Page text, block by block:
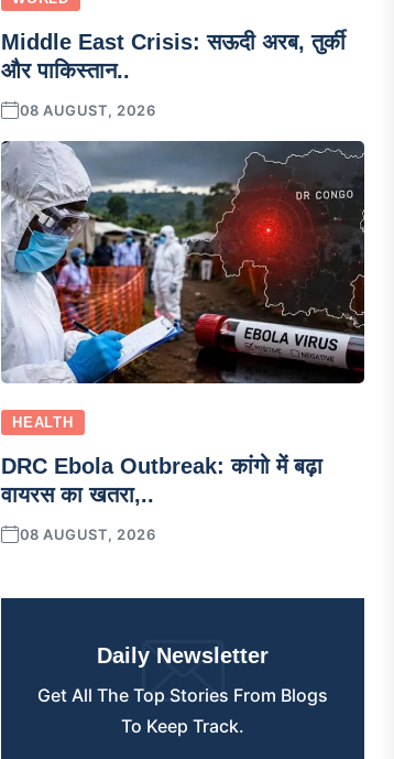
Middle East Crisis: सऊदी अरब, तुर्की
और पाकिस्तान..
08 AUGUST, 2026
HEALTH
DRC Ebola Outbreak: कांगो में बढ़ा
वायरस का खतरा,..
08 AUGUST, 2026
Daily Newsletter
Get All The Top Stories From Blogs
To Keep Track.